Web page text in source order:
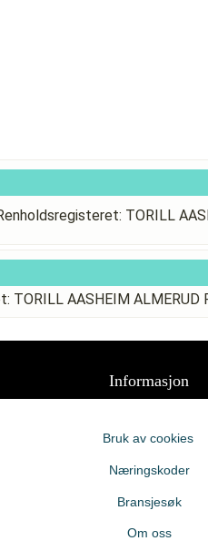
TORILL
AASHEIM ALMERUD
Informasjon
Bruk av cookies
Næringskoder
Bransjesøk
Om oss